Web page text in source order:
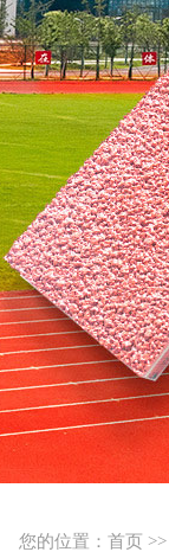
您的位置： 首页 >>